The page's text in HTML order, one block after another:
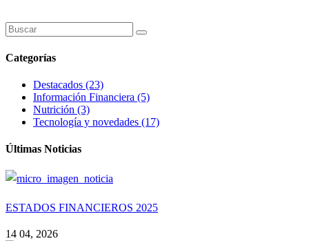
Categorías
Destacados (23)
Información Financiera (5)
Nutrición (3)
Tecnología y novedades (17)
Últimas Noticias
ESTADOS FINANCIEROS 2025
14 04, 2026